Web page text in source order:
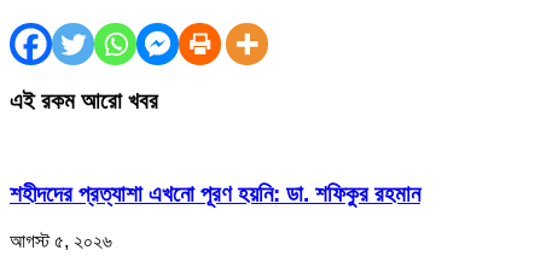
এই রকম আরো খবর
শহীদদের প্রত্যাশা এখনো পূরণ হয়নি: ডা. শফিকুর রহমান
আগস্ট ৫, ২০২৬